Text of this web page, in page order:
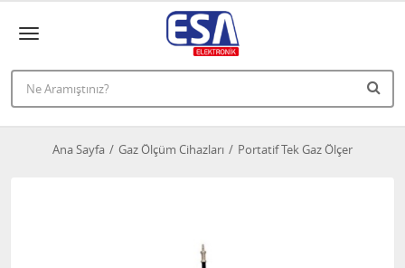
Ana Sayfa Gaz Ölçüm Cihazları Portatif Tek Gaz Ölçer